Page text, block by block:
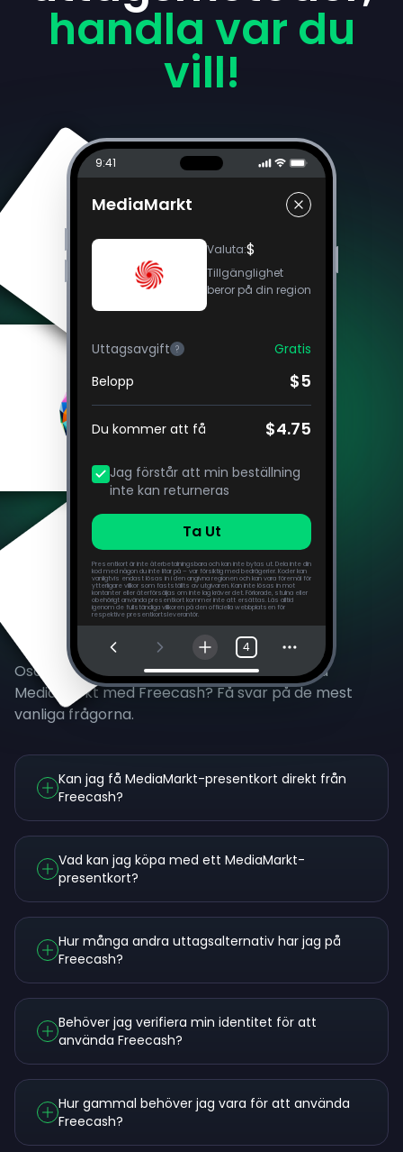
handla var du
vill!
9:41
MediaMarkt
Valuta:$
Tillgänglighet
beror på din region
Uttagsavgift ?
Gratis
Belopp
$5
Du kommer att få $4.75
Jag förstår att min beställning
inte kan returneras
Ta Ut
Presentkort är inte återbetalningsbara och kan inte bytas ut. Dela inte din
kod med någon du inte litar på – var försiktig med bedrägerier. Koder kan
vanligtvis endast lösas in i den angivna regionen och kan vara föremål för
ytterligare villkor som fastställts av utgivaren. Kan inte lösas in mot
kontanter eller återförsäljas om inte lag kräver det. Förlorade, stulna eller
obehörigt använda presentkort kommer inte att ersättas. Läs alltid
igenom de fullständiga villkoren på den officiella webbplatsen för
respektive presentkortsleverantör.
4
Vanliga frågor
Osäker på att tjäna pengar att spendera på
MediaMarkt med Freecash? Få svar på de mest
vanliga frågorna.
Kan jag få MediaMarkt-presentkort direkt från
Freecash?
Vad kan jag köpa med ett MediaMarkt-
presentkort?
Hur många andra uttagsalternativ har jag på
Freecash?
Behöver jag verifiera min identitet för att
använda Freecash?
Hur gammal behöver jag vara för att använda
Freecash?